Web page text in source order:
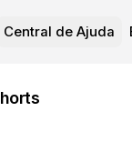
Central de Ajuda